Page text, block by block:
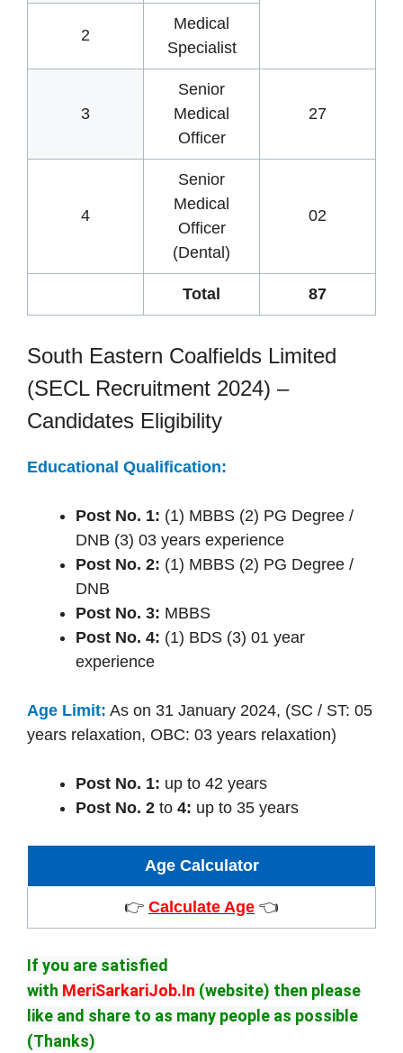
2
Medical
Specialist
3
Senior
Medical
Officer
27
4
Senior
Medical
Officer
(Dental)
02
Total 87
South Eastern Coalfields Limited
(SECL Recruitment 2024) –
Candidates Eligibility
Educational Qualification:
Post No. 1: (1) MBBS (2) PG Degree /
DNB (3) 03 years experience
Post No. 2: (1) MBBS (2) PG Degree /
DNB
Post No. 3: MBBS
Post No. 4: (1) BDS (3) 01 year
experience
Age Limit: As on 31 January 2024, (SC / ST: 05
years relaxation, OBC: 03 years relaxation)
Post No. 1: up to 42 years
Post No. 2 to 4: up to 35 years
Age Calculator
👉 Calculate Age 👈
If you are satisfied
with MeriSarkariJob.In (website) then please
like and share to as many people as possible
(Thanks)